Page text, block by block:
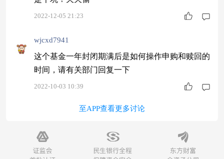
2022-12-05 21:23
wjcxd7941
这个基金一年封闭期满后是如何操作申购和赎回的
时间，请有关部门回复一下
2022-10-03 10:39
至APP查看更多讨论